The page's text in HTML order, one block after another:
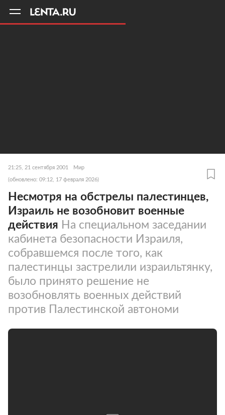
21:25, 21 сентября 2001 Мир
(обновлено: 09:12, 17 февраля 2026)
Несмотря на обстрелы палестинцев,
Израиль не возобновит военные
действия На специальном заседании
кабинета безопасности Израиля,
собравшемся после того, как
палестинцы застрелили израильтянку,
было принято решение не
возобновлять военных действий
против Палестинской автономи